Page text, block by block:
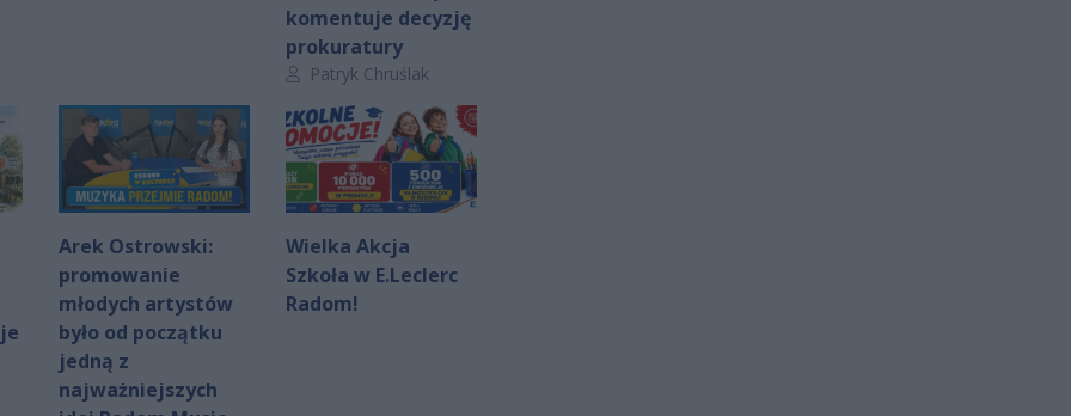
komentuje decyzję
prokuratury
Autor artykułu:
Patryk Chruślak
Arek Ostrowski:
promowanie
młodych artystów
było od początku
jedną z
najważniejszych
Wielka Akcja
Szkoła w E.Leclerc
Radom!